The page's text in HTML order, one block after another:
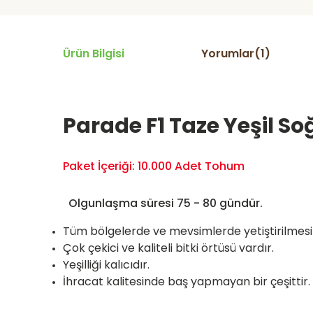
Ürün Bilgisi Yorumlar(1)
Parade F1 Taze Yeşil
Paket İçeriği: 10.000 Adet Tohum
Olgunlaşma süresi 75 - 80 gündür.
Tüm bölgelerde ve mevsimlerde
Çok çekici ve kaliteli bitki örtüsü vardır.
Yeşilliği kalıcıdır.
İhracat kalitesinde baş yapmayan bir çeşittir.